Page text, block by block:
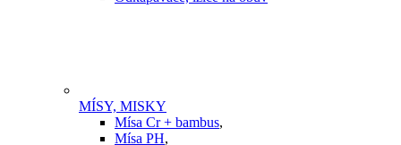
MÍSY, MISKY
Mísa Cr + bambus,
Mísa PH,